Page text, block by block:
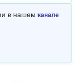
в нашем канале